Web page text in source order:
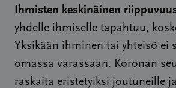
Ihmisten keskinäinen
yhdelle ihmiselle tapahtuu,
Yksikään ihminen tai yhteisö ei
omassa varassaan. Koronan
raskaita eristetyiksi joutuneille